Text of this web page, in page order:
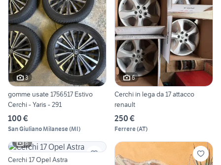
3
gomme usate 1756517 Estivo
Cerchi - Yaris - 291
100 €
San Giuliano Milanese(MI)
6
Cerchi in lega da 17 attacco
renault
250 €
Ferrere(AT)
6
Cerchi 17 Opel Astra